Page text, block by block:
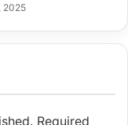
2025
Required